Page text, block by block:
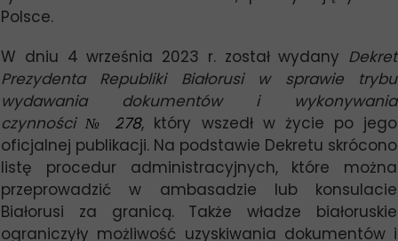
Polsce.
W dniu 4 września 2023 r. został wydany Dekret
Prezydenta Republiki Białorusi w sprawie trybu
wydawania dokumentów i wykonywania
czynności № 278, który wszedł w życie po jego
oficjalnej publikacji. Na podstawie Dekretu skrócono
listę procedur administracyjnych, które można
przeprowadzić w ambasadzie lub konsulacie
Białorusi za granicą. Także władze białoruskie
ograniczyły możliwość uzyskiwania dokumentów i